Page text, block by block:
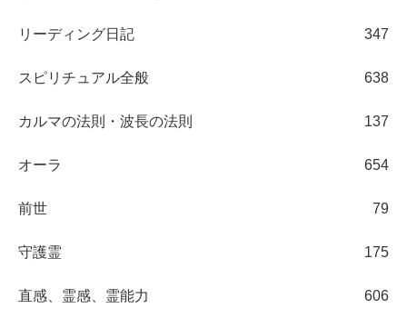
リーディング日記 347
スピリチュアル全般 638
カルマの法則・波長の法則 137
オーラ 654
前世 79
守護霊 175
直感、霊感、霊能力 606